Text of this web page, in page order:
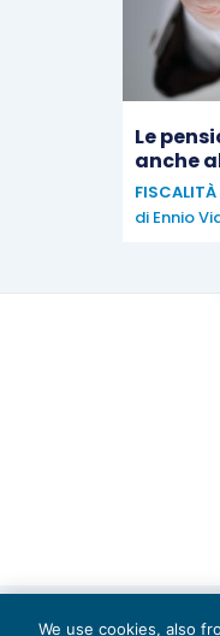
Le
anche
di Ennio
We use cookies, also